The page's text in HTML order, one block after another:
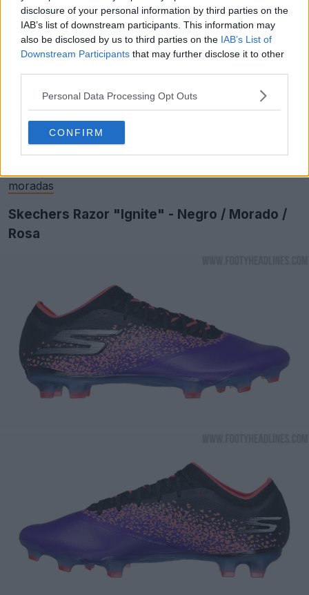
disclosure of your personal information by third parties on the
IAB’s list of downstream participants. This information may
also be disclosed by us to third parties on the IAB’s List of
Downstream Participants that may further disclose it to other
Personal Data Processing Opt Outs
CONFIRM
moradas
Skechers Razor "Ignite" - Negro / Morado /
Rosa